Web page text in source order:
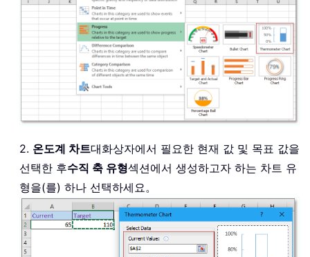
2. 온도계 차트대화상자에서 필요한 현재 값 및 목표 값을
선택한 후수직 축 유형섹션에서 생성하고자 하는 차트 유
형을(를) 하나 선택하세요。